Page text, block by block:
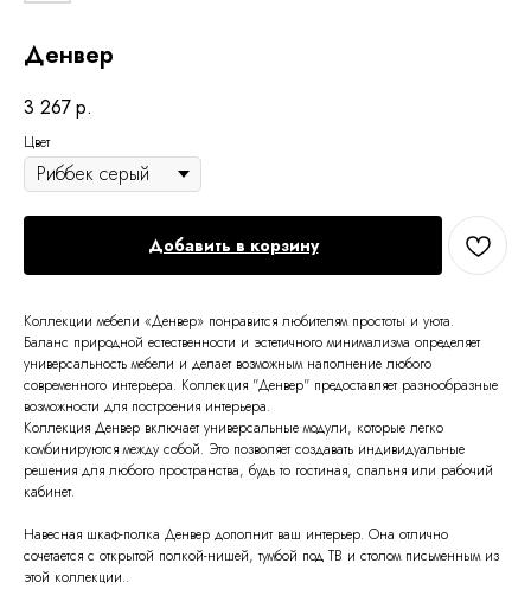
Денвер
3 267р.
Цвет
Добавить в корзину
Коллекции мебели «Денвер» понравится любителям простоты и уюта.
Баланс природной естественности и эстетичного минимализма определяет
универсальность мебели и делает возможным наполнение любого
современного интерьера. Коллекция "Денвер" предоставляет разнообразные
возможности для построения интерьера.
Коллекция Денвер включает универсальные модули, которые легко
комбинируются между собой. Это позволяет создавать индивидуальные
решения для любого пространства, будь то гостиная, спальня или рабочий
кабинет.
Навесная шкаф-полка Денвер дополнит ваш интерьер. Она отлично
сочетается с открытой полкой-нишей, тумбой под ТВ и столом письменным из
этой коллекции..